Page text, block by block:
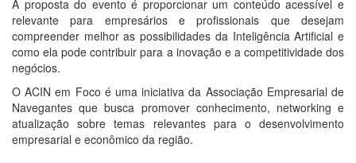
A proposta do evento é proporcionar um conteúdo acessível e
relevante para empresários e profissionais que desejam
compreender melhor as possibilidades da Inteligência Artificial e
como ela pode contribuir para a inovação e a competitividade dos
negócios.
O ACIN em Foco é uma iniciativa da Associação Empresarial de
Navegantes que busca promover conhecimento, networking e
atualização sobre temas relevantes para o desenvolvimento
empresarial e econômico da região.